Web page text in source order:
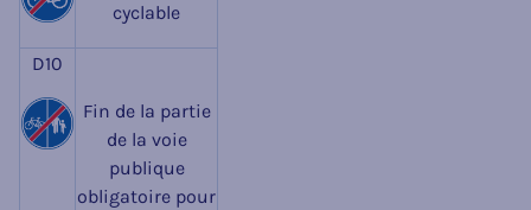
cyclable
D10
Fin de la partie
de la voie
publique
obligatoire pour